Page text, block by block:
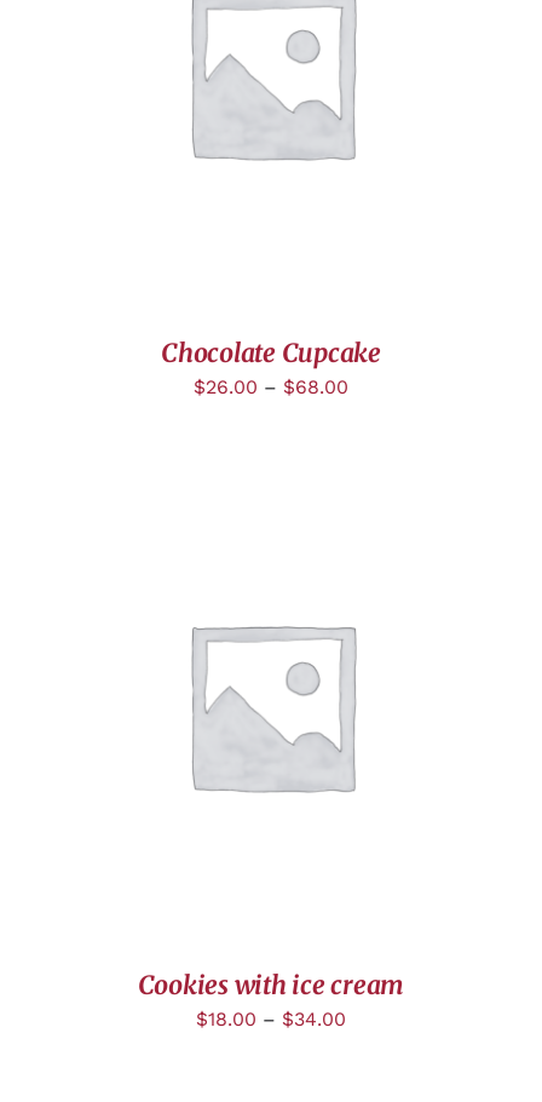
DÉTAILS
Chocolate Cupcake
$26.00 – $68.00
DÉTAILS
Cookies with ice cream
$18.00 – $34.00